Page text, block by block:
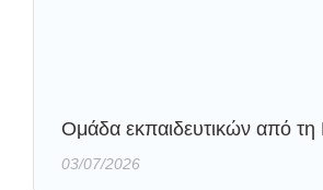
Oμάδα εκπαιδευτικών από τη
03/07/2026